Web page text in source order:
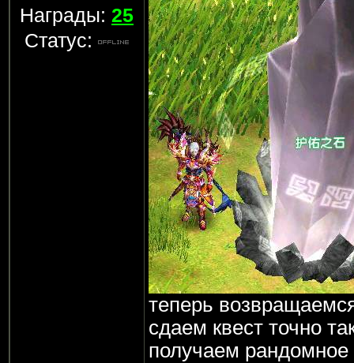
Награды: 25
Статус:
теперь
сдаем квест точно
получаем